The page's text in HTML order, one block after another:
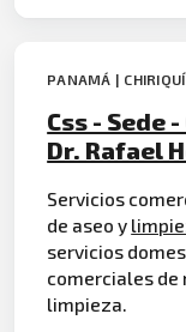
PANAMÁ |
Css - Sede
Dr. Rafael
Servicios
de aseo y
servicios
comerciales de
limpieza.